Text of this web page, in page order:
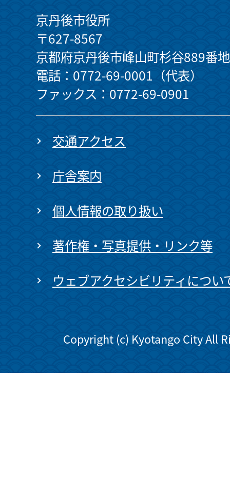
京丹後市役所
〒627-8567
京都府京丹後市峰山町杉谷889番地
電話：0772-69-0001（代表）
ファックス：0772-69-0901
交通アクセス
庁舎案内
個人情報の取り扱い
著作権・写真提供・リンク等
ウェブアクセシビリティについ
Copyright (c) Kyotango City All